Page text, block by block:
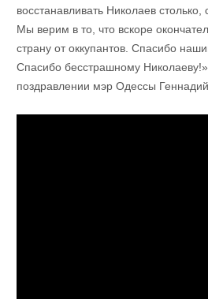
восстанавливать Николаев столько,
Мы верим в то, что вскоре
страну от оккупантов. Спасибо
Спасибо бесстрашному
поздравлении мэр Одессы